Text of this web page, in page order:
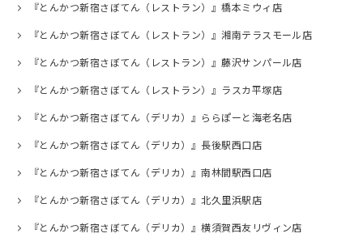
『とんかつ新宿さぼてん（レストラン）』橋本ミウィ店
『とんかつ新宿さぼてん（レストラン）』湘南テラスモール店
『とんかつ新宿さぼてん（レストラン）』藤沢サンパール店
『とんかつ新宿さぼてん（レストラン）』ラスカ平塚店
『とんかつ新宿さぼてん（デリカ）』ららぽーと海老名店
『とんかつ新宿さぼてん（デリカ）』長後駅西口店
『とんかつ新宿さぼてん（デリカ）』南林間駅西口店
『とんかつ新宿さぼてん（デリカ）』北久里浜駅店
『とんかつ新宿さぼてん（デリカ）』横須賀西友リヴィン店